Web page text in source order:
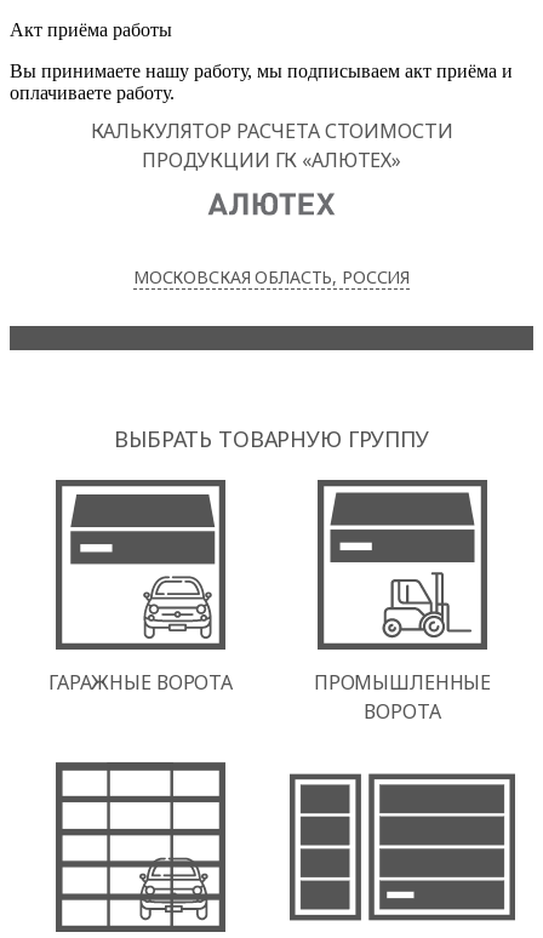
Акт приёма работы
Вы принимаете нашу работу, мы подписываем акт приёма и
оплачиваете работу.